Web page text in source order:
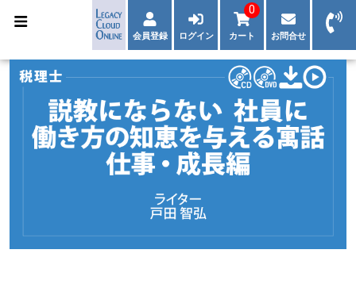
会員登録 ログイン カート
0
お問合せ